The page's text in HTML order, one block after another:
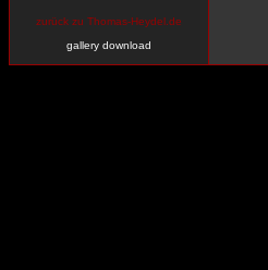
zurück zu Thomas-Heydel.de
gallery download